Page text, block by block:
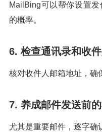
MailBing可以帮你设置
的概率。
6. 检查通讯录和收
核对收件人邮箱地址，确
7. 养成邮件发送前
尤其是重要邮件，逐字确